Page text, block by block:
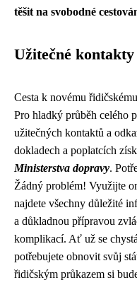
těšit na svobodné
Užitečné
Cesta k novému
Pro hladký průběh celého
užitečných kontaktů a
dokladech a poplatcích
Ministerstva dopravy.
Žádný problém! Využijte
najdete všechny důležité
a důkladnou přípravou
komplikací. Ať už se
potřebujete obnovit svůj
řidičským průkazem si